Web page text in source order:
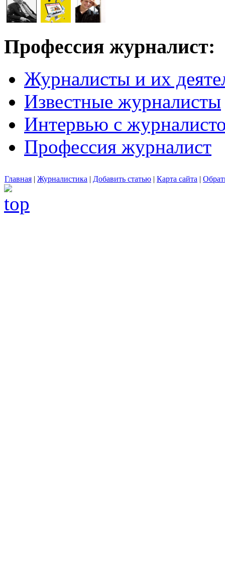
Профессия журналист:
Журналисты и их
Известные журналисты
Интервью с
Профессия журналист
Главная | Журналистика | Добавить статью | Карта сайта |